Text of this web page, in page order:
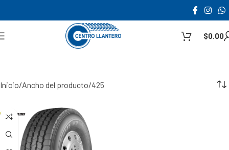
$0.00
Inicio Ancho del producto 425